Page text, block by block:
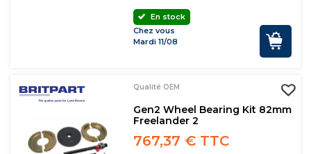
En stock
Chez vous
Mardi 11/08
Qualité OEM
Gen2 Wheel Bearing Kit 82mm
Freelander 2
767,37 € TTC